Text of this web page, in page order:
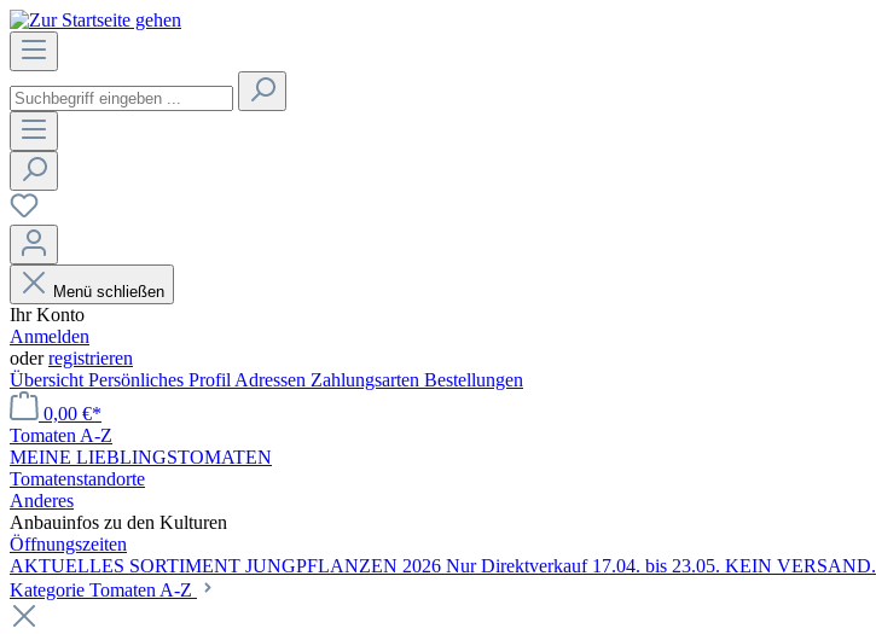
Menü schließen
Ihr Konto
Anmelden
oderregistrieren
Übersicht Persönliches Profil Adressen Zahlungsarten Bestellungen
0,00 €*
Tomaten A-Z
MEINE LIEBLINGSTOMATEN
Tomatenstandorte
Anderes
Anbauinfos zu den Kulturen
Öffnungszeiten
AKTUELLES SORTIMENT JUNGPFLANZEN 2026 Nur Direktverkauf 17.04. bis 23.05. KEIN VERSAND.
Kategorie Tomaten A-Z